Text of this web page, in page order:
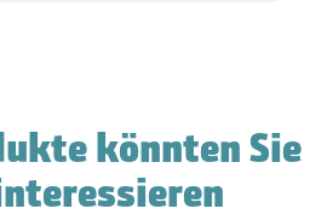
könnten Sie